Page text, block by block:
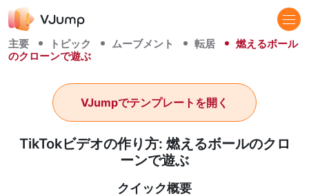
主要 トピック ムーブメント 転居
燃えるボール
のクローンで遊ぶ
TikTokビデオの作り方: 燃えるボールのクロ
ーンで遊ぶ
VJumpでテンプレートを開く
クイック概要